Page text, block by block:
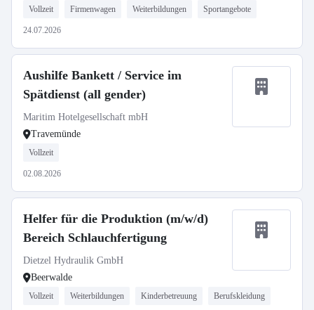
Vollzeit Firmenwagen Weiterbildungen Sportangebote
24.07.2026
Aushilfe Bankett / Service im
Spätdienst (all gender)
Maritim Hotelgesellschaft mbH
Travemünde
Vollzeit
02.08.2026
Helfer für die Produktion (m/w/d)
Bereich Schlauchfertigung
Dietzel Hydraulik GmbH
Beerwalde
Vollzeit Weiterbildungen Kinderbetreuung Berufskleidung